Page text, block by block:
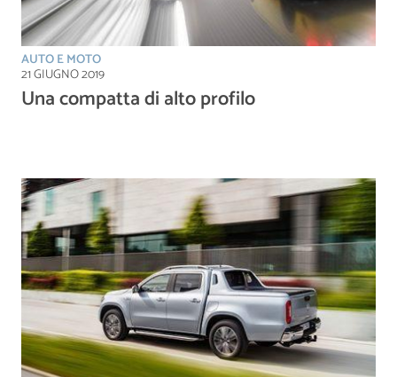
AUTO E MOTO
21 GIUGNO 2019
Una compatta di alto profilo